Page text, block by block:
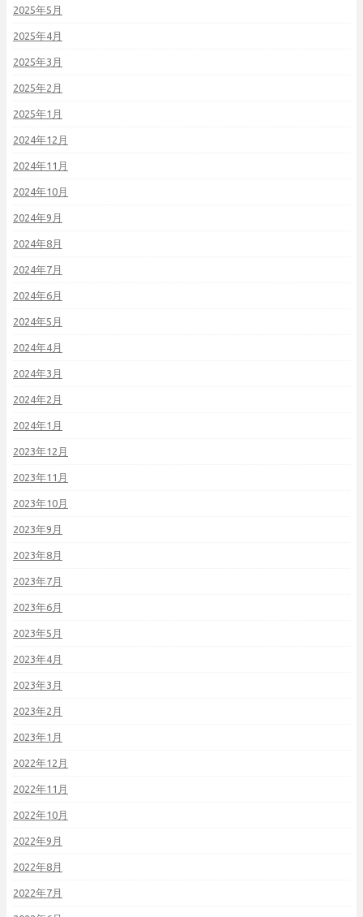
2025年5月
2025年4月
2025年3月
2025年2月
2025年1月
2024年12月
2024年11月
2024年10月
2024年9月
2024年8月
2024年7月
2024年6月
2024年5月
2024年4月
2024年3月
2024年2月
2024年1月
2023年12月
2023年11月
2023年10月
2023年9月
2023年8月
2023年7月
2023年6月
2023年5月
2023年4月
2023年3月
2023年2月
2023年1月
2022年12月
2022年11月
2022年10月
2022年9月
2022年8月
2022年7月